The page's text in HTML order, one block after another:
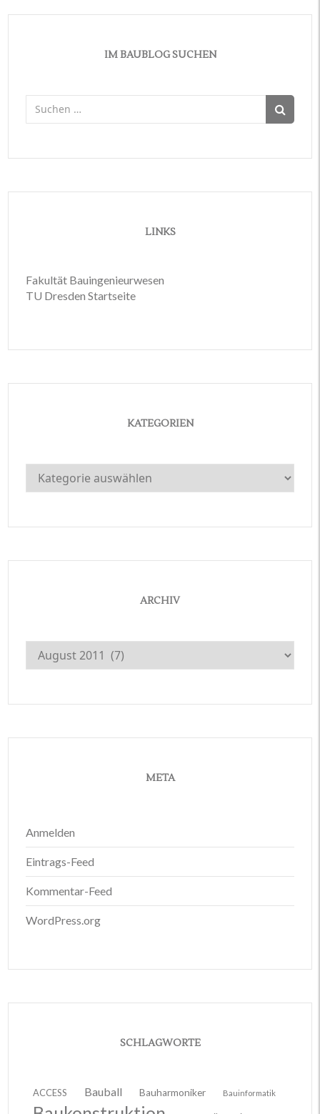
IM BAUBLOG SUCHEN
Suchen
nach:
LINKS
Fakultät Bauingenieurwesen
TU Dresden Startseite
KATEGORIEN
Kategorien
ARCHIV
Archiv
META
Anmelden
Eintrags-Feed
Kommentar-Feed
WordPress.org
SCHLAGWORTE
ACCESS Bauball Bauharmoniker Bauinformatik